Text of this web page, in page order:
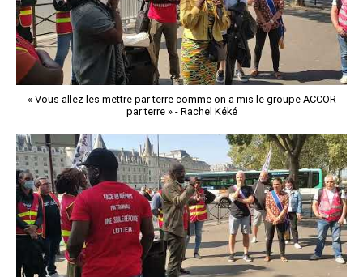
« Vous allez les mettre par terre comme on a mis le groupe ACCOR
par terre » - Rachel Kéké